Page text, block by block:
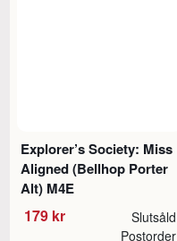
Explorer’s Society: Miss
Aligned (Bellhop Porter
Alt) M4E
179 kr Slutsåld
Postorder